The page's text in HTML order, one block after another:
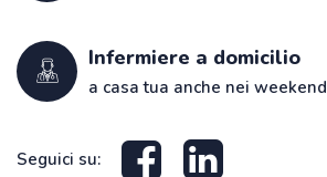
Infermiere a domicilio
a casa tua anche nei weekend
Seguici su: